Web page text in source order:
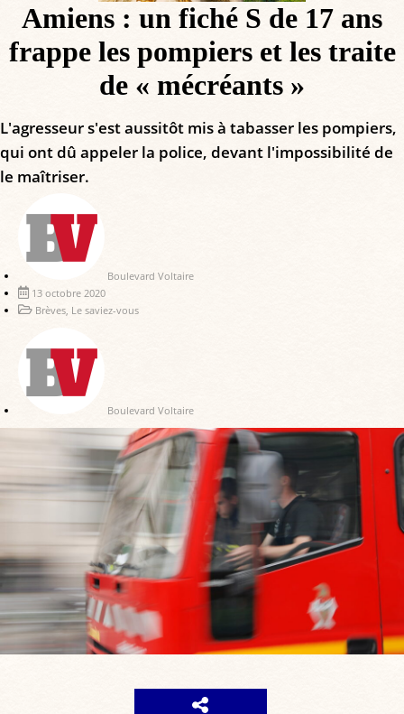
Amiens : un fiché S de 17 ans
frappe les pompiers et les traite
de « mécréants »
L'agresseur s'est aussitôt mis à tabasser les pompiers,
qui ont dû appeler la police, devant l'impossibilité de
le maîtriser.
Boulevard Voltaire
13 octobre 2020
Brèves Le saviez-vous
Boulevard Voltaire